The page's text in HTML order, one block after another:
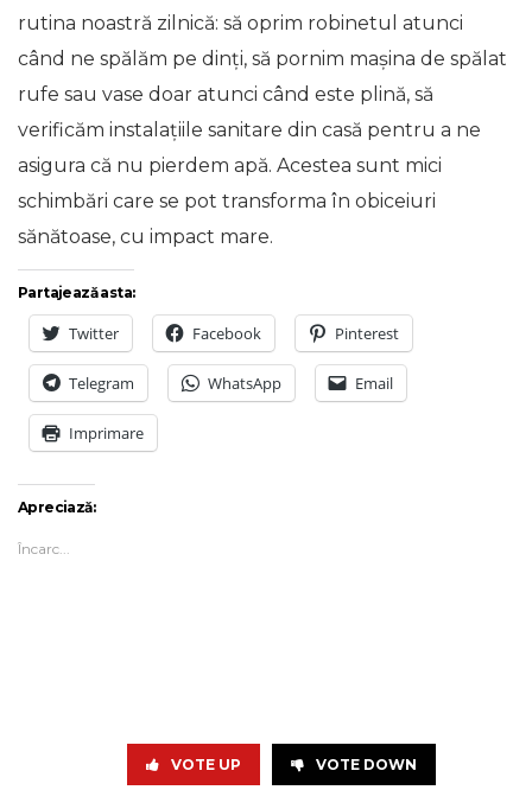
rutina noastră zilnică: să oprim robinetul atunci
când ne spălăm pe dinți, să pornim mașina de spălat
rufe sau vase doar atunci când este plină, să
verificăm instalațiile sanitare din casă pentru a ne
asigura că nu pierdem apă. Acestea sunt mici
schimbări care se pot transforma în obiceiuri
sănătoase, cu impact mare.
Partajează asta:
Twitter Facebook Pinterest
Telegram WhatsApp Email
Imprimare
Apreciază:
Încarc...
VOTE UP VOTE DOWN